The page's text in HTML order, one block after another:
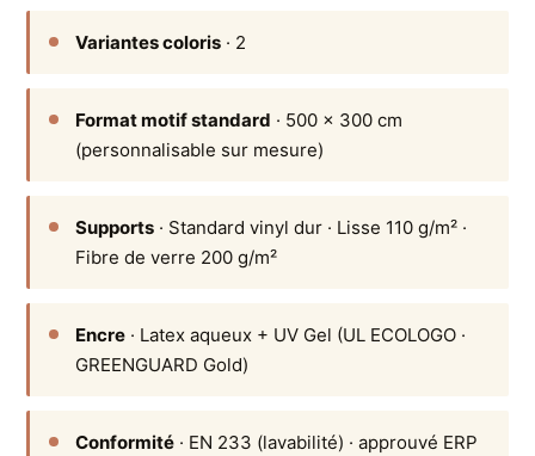
Variantes coloris · 2
Format motif standard · 500 × 300 cm
(personnalisable sur mesure)
Supports · Standard vinyl dur · Lisse 110 g/m² ·
Fibre de verre 200 g/m²
Encre · Latex aqueux + UV Gel (UL ECOLOGO ·
GREENGUARD Gold)
Conformité · EN 233 (lavabilité) · approuvé ERP